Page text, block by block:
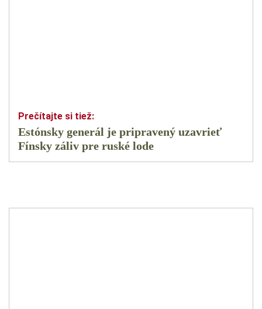
Estónsky generál je pripravený uzavrieť
Fínsky záliv pre ruské lode